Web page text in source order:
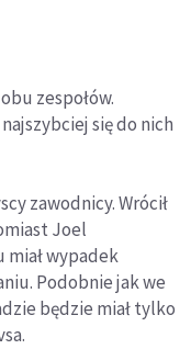
zespołów.
się do nich
zawodnicy. Wrócił
Joel
wypadek
Podobnie jak we
będzie miał tylko